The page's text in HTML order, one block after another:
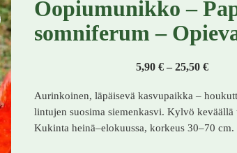
Oopiumunikko –
somniferum –
5,90 € – 25,50 €
Aurinkoinen, läpäisevä kasvupaikka –
lintujen suosima siemenkasvi. Kylvö keväällä
Kukinta heinä–elokuussa, korkeus 30–70 cm.